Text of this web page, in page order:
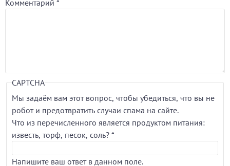
Комментарий *
CAPTCHA
Мы задаём вам этот вопрос, чтобы убедиться, что вы не
робот и предотвратить случаи спама на сайте.
Что из перечисленного является продуктом питания:
известь, торф, песок, соль? *
Напишите ваш ответ в данном поле.